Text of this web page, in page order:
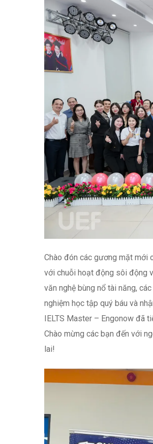
Chào đón các gương mặt mới
với chuỗi hoạt động sôi động
văn nghệ bùng nổ tài năng,
nghiệm học tập quý báu và
IELTS Master – Engonow đã
Chào mừng các bạn đến với
lai!